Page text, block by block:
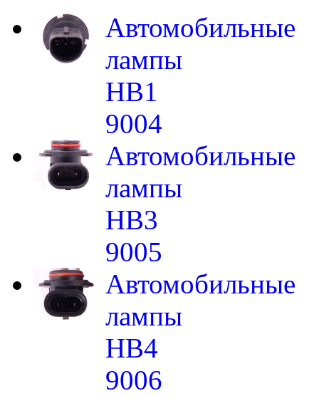
Автомобильные
лампы
HB1
9004
Автомобильные
лампы
HB3
9005
Автомобильные
лампы
HB4
9006